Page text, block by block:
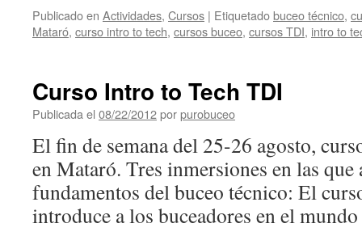
Publicado en Actividades, Cursos | Etiquetadobuceo técnico,
Mataró, curso intro to tech, cursos buceo, cursos TDI, intro to
Curso Intro to Tech TDI
Publicada el 08/22/2012porpurobuceo
El fin de semana del 25-26 agosto,
en Mataró. Tres inmersiones en las que
fundamentos del buceo técnico: El
introduce a los buceadores en el